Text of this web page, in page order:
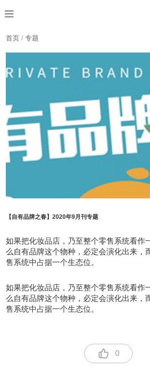
首页 / 专题
【自有品牌之春】2020年9月刊专题
如果把化妆品店，乃至整个零售系统看作
么自有品牌这个物种，必定会演化出来，
售系统中占据一个生态位。
如果把化妆品店，乃至整个零售系统看作
么自有品牌这个物种，必定会演化出来，
售系统中占据一个生态位。
0